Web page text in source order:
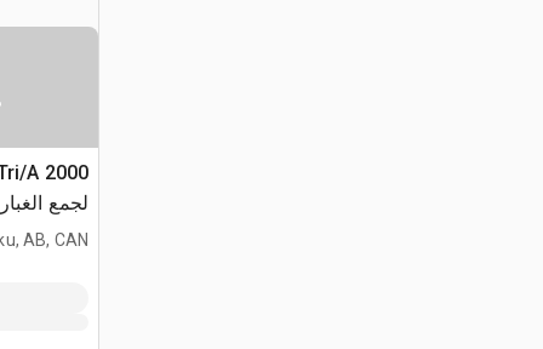
لجمع الغبار
AB, CAN